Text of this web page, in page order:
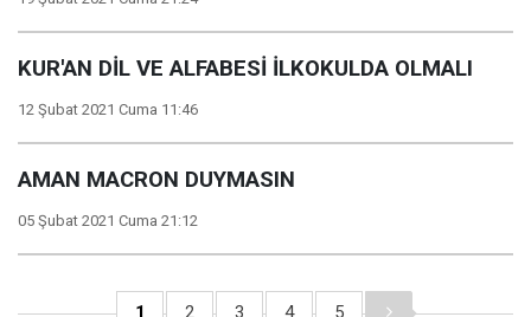
KUR'AN DİL VE ALFABESİ İLKOKULDA OLMALI
12 Şubat 2021 Cuma 11:46
AMAN MACRON DUYMASIN
05 Şubat 2021 Cuma 21:12
1 2 3 4 5